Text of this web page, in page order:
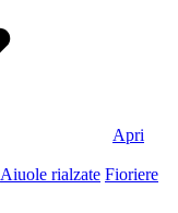
Apri
Aiuole rialzate Fioriere